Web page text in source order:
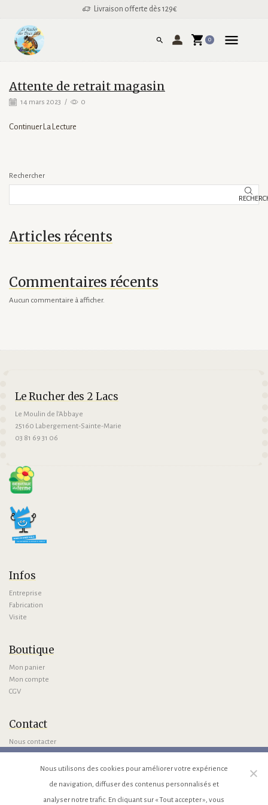
Livraison offerte dès 129€
0
Attente de retrait magasin
14 mars 2023 / 0
Continuer La Lecture
Rechercher
Articles récents
Commentaires récents
Aucun commentaire à afficher.
Le Rucher des 2 Lacs
Le Moulin de l’Abbaye
25160 Labergement-Sainte-Marie
03 81 69 31 06
Infos
Entreprise
Fabrication
Visite
Boutique
Mon panier
Mon compte
CGV
Contact
Nous contacter
Venir avec GMaps
Venir avec WazeNous utilisons des cookies pour améliorer votre expérience
de navigation, diffuser des contenus personnalisés et
analyser notre trafic. En cliquant sur « Tout accepter », vous